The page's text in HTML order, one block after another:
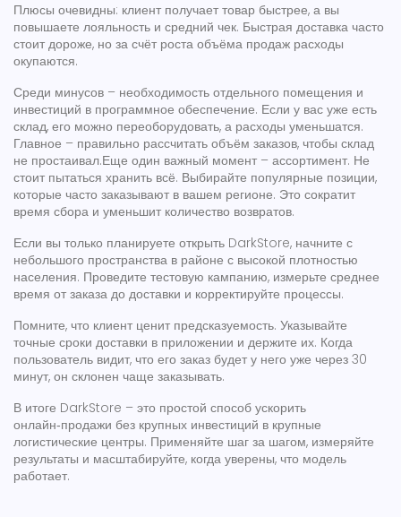
Плюсы очевидны: клиент получает товар быстрее, а вы
повышаете лояльность и средний чек. Быстрая доставка часто
стоит дороже, но за счёт роста объёма продаж расходы
окупаются.
Среди минусов – необходимость отдельного помещения и
инвестиций в программное обеспечение. Если у вас уже есть
склад, его можно переоборудовать, а расходы уменьшатся.
Главное – правильно рассчитать объём заказов, чтобы склад
не простаивал.Еще один важный момент – ассортимент. Не
стоит пытаться хранить всё. Выбирайте популярные позиции,
которые часто заказывают в вашем регионе. Это сократит
время сбора и уменьшит количество возвратов.
Если вы только планируете открыть DarkStore, начните с
небольшого пространства в районе с высокой плотностью
населения. Проведите тестовую кампанию, измерьте среднее
время от заказа до доставки и корректируйте процессы.
Помните, что клиент ценит предсказуемость. Указывайте
точные сроки доставки в приложении и держите их. Когда
пользователь видит, что его заказ будет у него уже через 30
минут, он склонен чаще заказывать.
В итоге DarkStore – это простой способ ускорить
онлайн‑продажи без крупных инвестиций в крупные
логистические центры. Применяйте шаг за шагом, измеряйте
результаты и масштабируйте, когда уверены, что модель
работает.